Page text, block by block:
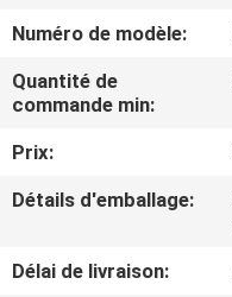
VISITE
D'USINE
CONTRÔLE
DE
Numéro de modèle:
Quantité de
commande min:
Prix:
Détails d'emballage:
Délai de livraison: